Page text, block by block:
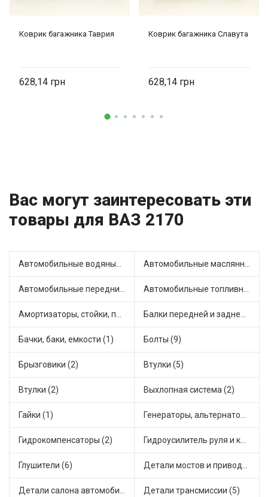
Коврик багажника Таврия
628,14
Коврик багажника Славута
628,14
Вас могут заинтересовать эти
товары для ВАЗ 2170
Автомобильные водяные насосы (5) Автомобильные маслянные насосы (1)
Автомобильные передние фары (2) Автомобильные топливные насосы (12)
Амортизаторы, стойки, подушки стоек (22) Балки передней и задней подвески (1)
Бачки, баки, емкости (1) Болты (9)
Брызговики (2) Втулки (5)
Втулки (2) Выхлопная система (2)
Гайки (1) Генераторы, альтернаторы и комплектующие (10)
Гидрокомпенсаторы (2) Гидроусилитель руля и комплектующие (1)
Глушители (6) Детали мостов и привода трансмиссии (12)
Детали салона автомобиля (1) Детали трансмиссии (5)